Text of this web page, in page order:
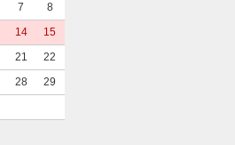
7
8
14
15
21
22
28
29